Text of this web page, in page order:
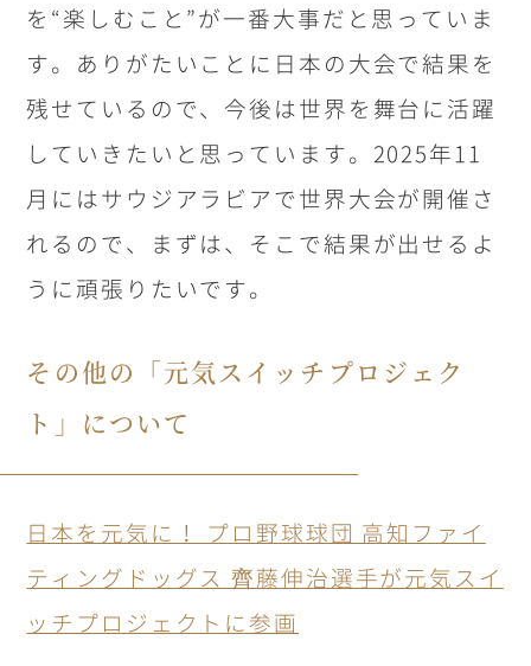
を“楽しむこと”が一番大事だと思っていま
す。ありがたいことに日本の大会で結果を
残せているので、今後は世界を舞台に活躍
していきたいと思っています。2025年11
月にはサウジアラビアで世界大会が開催さ
れるので、まずは、そこで結果が出せるよ
うに頑張りたいです。
その他の「元気スイッチプロジェク
ト」について
日本を元気に！ プロ野球球団 高知ファイ
ティングドッグス 齊藤伸治選手が元気スイ
ッチプロジェクトに参画